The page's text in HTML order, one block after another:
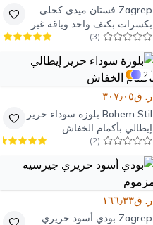
Zagrep فستان ميدي كحلي
بكسرات بكتف واحد وياقة غير
متماثلة
(
3
)
2
ر. ق٣٠٧٫٠٥
Bohem Stil بلوزة سوداء حرير
إيطالي بأكمام الخفاش
(
2
)
ر. ق١٦٦٫٣٣
Zagrep بودي أسود حريري